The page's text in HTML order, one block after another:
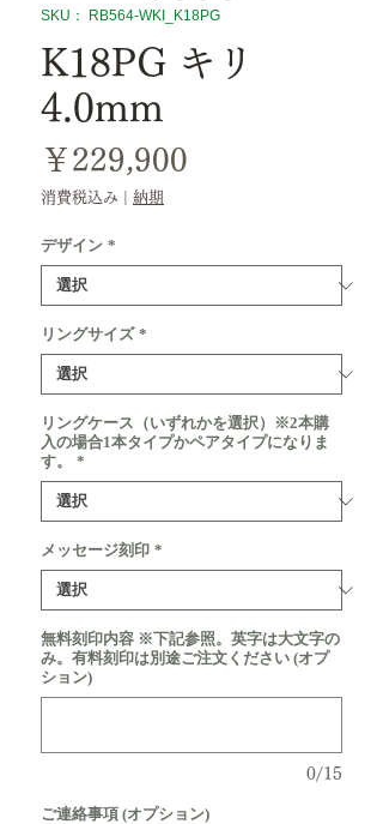
SKU： RB564-WKI_K18PG
K18PG キリ
4.0mm
￥229,900
消費税込み 納期
デザイン *
リングサイズ *
リングケース（いずれかを選択）※2本購
入の場合1本タイプかペアタイプになりま
す。
*
メッセージ刻印 *
無料刻印内容 ※下記参照。英字は大文字の
み。有料刻印は別途ご注文ください (オプ
ション)
0/15
ご連絡事項 (オプション)